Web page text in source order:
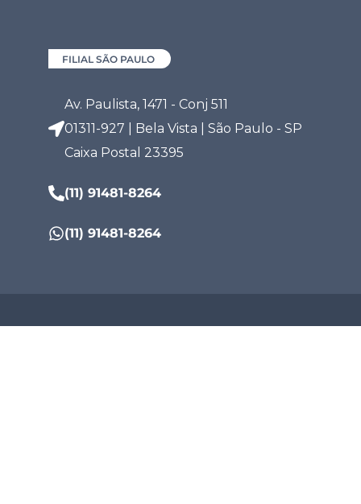
FILIAL SÃO PAULO
Av. Paulista, 1471 - Conj 511
01311-927 | Bela Vista | São Paulo - SP
Caixa Postal 23395
(11) 91481-8264
(11) 91481-8264